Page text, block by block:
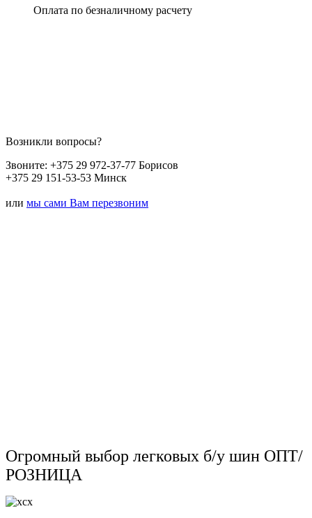
Оплата по безналичному расчету
Возникли вопросы?
Звоните: +375 29 972-37-77 Борисов
+375 29 151-53-53 Минск
или мы сами Вам перезвоним
Огромный выбор легковых б/у шин ОПТ/
РОЗНИЦА